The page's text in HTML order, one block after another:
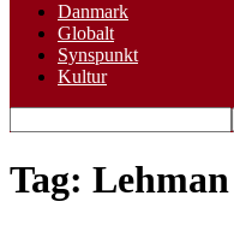
Danmark
Globalt
Synspunkt
Kultur
Tag: